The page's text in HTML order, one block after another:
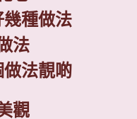
種做法
法
法靚啲
觀